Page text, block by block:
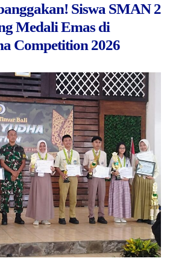
Siswa SMAN 2
Medali Emas di
Competition 2026